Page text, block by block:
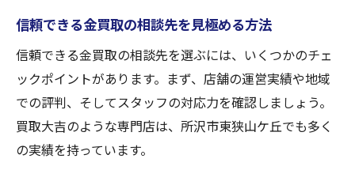
信頼できる金買取の相談先を見極める方法
信頼できる金買取の相談先を選ぶには、いくつかのチェ
ックポイントがあります。まず、店舗の運営実績や地域
での評判、そしてスタッフの対応力を確認しましょう。
買取大吉のような専門店は、所沢市東狭山ケ丘でも多く
の実績を持っています。